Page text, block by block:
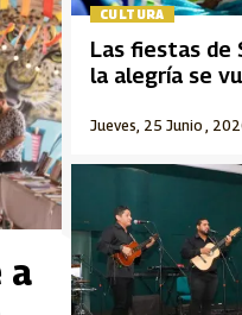
a
CULTURA
Jueves, 25 Junio ,
Las fiestas de
la alegría se